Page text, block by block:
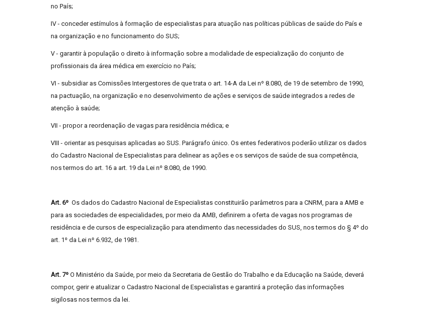
no País;
IV - conceder estímulos à formação de especialistas para atuação nas políticas públicas de saúde do País e
na organização e no funcionamento do SUS;
V - garantir à população o direito à informação sobre a modalidade de especialização do conjunto de
profissionais da área médica em exercício no País;
VI - subsidiar as Comissões Intergestores de que trata o art. 14-A da Lei nº 8.080, de 19 de setembro de 1990,
na pactuação, na organização e no desenvolvimento de ações e serviços de saúde integrados a redes de
atenção à saúde;
VII - propor a reordenação de vagas para residência médica; e
VIII - orientar as pesquisas aplicadas ao SUS. Parágrafo único. Os entes federativos poderão utilizar os dados
do Cadastro Nacional de Especialistas para delinear as ações e os serviços de saúde de sua competência,
nos termos do art. 16 a art. 19 da Lei nº 8.080, de 1990.
Art. 6º Os dados do Cadastro Nacional de Especialistas constituirão parâmetros para a CNRM, para a AMB e
para as sociedades de especialidades, por meio da AMB, definirem a oferta de vagas nos programas de
residência e de cursos de especialização para atendimento das necessidades do SUS, nos termos do § 4º do
art. 1º da Lei nº 6.932, de 1981.
Art. 7º O Ministério da Saúde, por meio da Secretaria de Gestão do Trabalho e da Educação na Saúde, deverá
compor, gerir e atualizar o Cadastro Nacional de Especialistas e garantirá a proteção das informações
sigilosas nos termos da lei.